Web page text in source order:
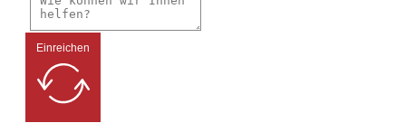
Einreichen